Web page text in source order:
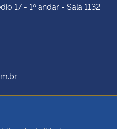
17 - 1º andar - Sala 1132